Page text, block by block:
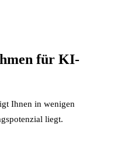
für KI-
Ihnen in wenigen
liegt.